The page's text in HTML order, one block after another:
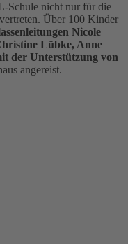
Schule nicht nur für die
Über 100 Kinder
Nicole
Lübke, Anne
der Unterstützung von
angereist.